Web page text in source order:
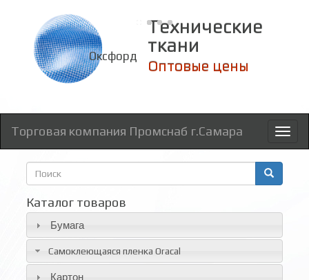
Технические
ткани
Оксфорд
Оптовые цены
Торговая компания Промснаб г.Самара
Форма
поиска
Каталог товаров
Бумага
Самоклеющаяся пленка Oracal
Картон